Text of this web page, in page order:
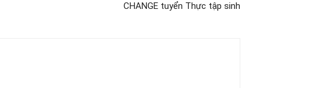
CHANGE tuyển Thực tập sinh